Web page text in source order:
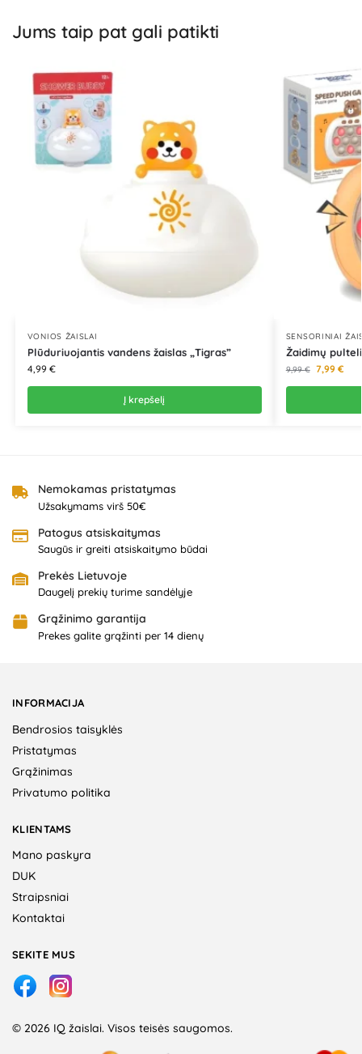
Jums taip pat gali patikti
VONIOS ŽAISLAI
Plūduriuojantis vandens žaislas „Tigras”
4,99 €
Į krepšelį
SENSORINIAI
Žaidimų
9,99€ 7,99 €
Nemokamas pristatymas
Užsakymams virš 50€
Patogus atsiskaitymas
Saugūs ir greiti atsiskaitymo būdai
Prekės Lietuvoje
Daugelį prekių turime sandėlyje
Grąžinimo garantija
Prekes galite grąžinti per 14 dienų
INFORMACIJA
Bendrosios taisyklės
Pristatymas
Grąžinimas
Privatumo politika
KLIENTAMS
Mano paskyra
DUK
Straipsniai
Kontaktai
SEKITE MUS
© 2026 IQ žaislai. Visos teisės saugomos.